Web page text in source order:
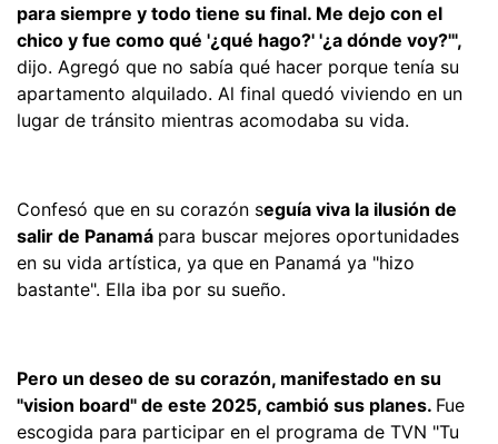
para siempre y todo tiene su final. Me dejo con el
chico y fue como qué '¿qué hago?' '¿a dónde voy?'",
dijo. Agregó que no sabía qué hacer porque tenía su
apartamento alquilado. Al final quedó viviendo en un
lugar de tránsito mientras acomodaba su vida.
Confesó que en su corazón seguía viva la ilusión de
salir de Panamá para buscar mejores oportunidades
en su vida artística, ya que en Panamá ya "hizo
bastante". Ella iba por su sueño.
Pero un deseo de su corazón, manifestado en su
"vision board" de este 2025, cambió sus planes. Fue
escogida para participar en el programa de TVN "Tu